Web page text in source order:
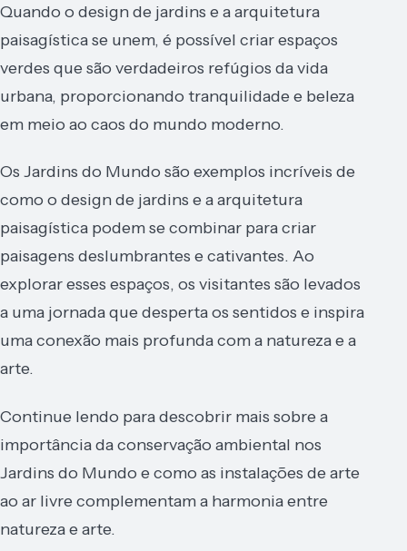
Quando o design de jardins e a arquitetura
paisagística se unem, é possível criar espaços
verdes que são verdadeiros refúgios da vida
urbana, proporcionando tranquilidade e beleza
em meio ao caos do mundo moderno.
Os Jardins do Mundo são exemplos incríveis de
como o design de jardins e a arquitetura
paisagística podem se combinar para criar
paisagens deslumbrantes e cativantes. Ao
explorar esses espaços, os visitantes são levados
a uma jornada que desperta os sentidos e inspira
uma conexão mais profunda com a natureza e a
arte.
Continue lendo para descobrir mais sobre a
importância da conservação ambiental nos
Jardins do Mundo e como as instalações de arte
ao ar livre complementam a harmonia entre
natureza e arte.